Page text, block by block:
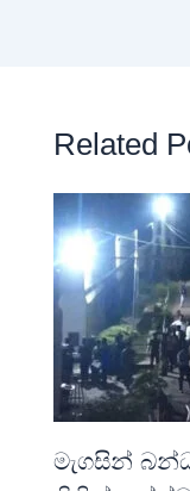
Related
මැගසින්